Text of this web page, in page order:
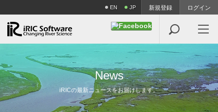
EN JP 新規登録 ログイン

News
iRICの最新ニュースをお届けします。